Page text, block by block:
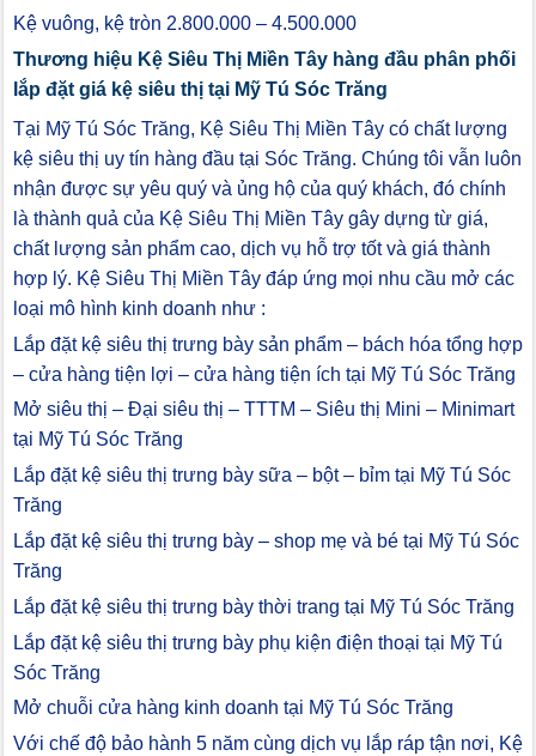
Kệ vuông, kệ tròn 2.800.000 – 4.500.000
Thương hiệu Kệ Siêu Thị Miền Tây hàng đầu phân phối
lắp đặt giá kệ siêu thị tại Mỹ Tú Sóc Trăng
Tại Mỹ Tú Sóc Trăng, Kệ Siêu Thị Miền Tây có chất lượng
kệ siêu thị uy tín hàng đầu tại Sóc Trăng. Chúng tôi vẫn luôn
nhận được sự yêu quý và ủng hộ của quý khách, đó chính
là thành quả của Kệ Siêu Thị Miền Tây gây dựng từ giá,
chất lượng sản phẩm cao, dịch vụ hỗ trợ tốt và giá thành
hợp lý. Kệ Siêu Thị Miền Tây đáp ứng mọi nhu cầu mở các
loại mô hình kinh doanh như :
Lắp đặt kệ siêu thị trưng bày sản phẩm – bách hóa tổng hợp
– cửa hàng tiện lợi – cửa hàng tiện ích tại Mỹ Tú Sóc Trăng
Mở siêu thị – Đại siêu thị – TTTM – Siêu thị Mini – Minimart
tại Mỹ Tú Sóc Trăng
Lắp đặt kệ siêu thị trưng bày sữa – bột – bỉm tại Mỹ Tú Sóc
Trăng
Lắp đặt kệ siêu thị trưng bày – shop mẹ và bé tại Mỹ Tú Sóc
Trăng
Lắp đặt kệ siêu thị trưng bày thời trang tại Mỹ Tú Sóc Trăng
Lắp đặt kệ siêu thị trưng bày phụ kiện điện thoại tại Mỹ Tú
Sóc Trăng
Mở chuỗi cửa hàng kinh doanh tại Mỹ Tú Sóc Trăng
Với chế độ bảo hành 5 năm cùng dịch vụ lắp ráp tận nơi, Kệ